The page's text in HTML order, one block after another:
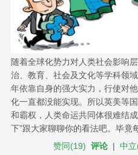
随着全球化势力对人类社会影响
治、教育、社会及文化等学科领
年​依靠自身的强大实力，行使对
化一直都没能实现。所以英美等
和霸权，人类命运共同体很难结
下”跟大家聊聊你的看法吧。毕
赞同(19) 评论 |中立